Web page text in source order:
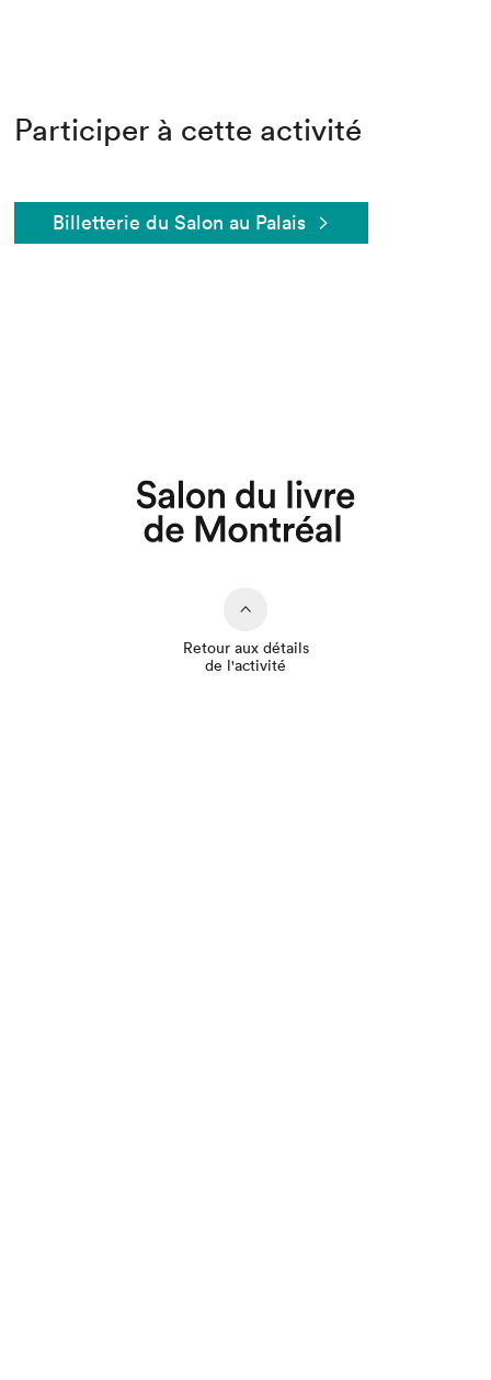
Participer à cette activité
Billetterie du Salon au Palais
Retour aux détails
de l'activité